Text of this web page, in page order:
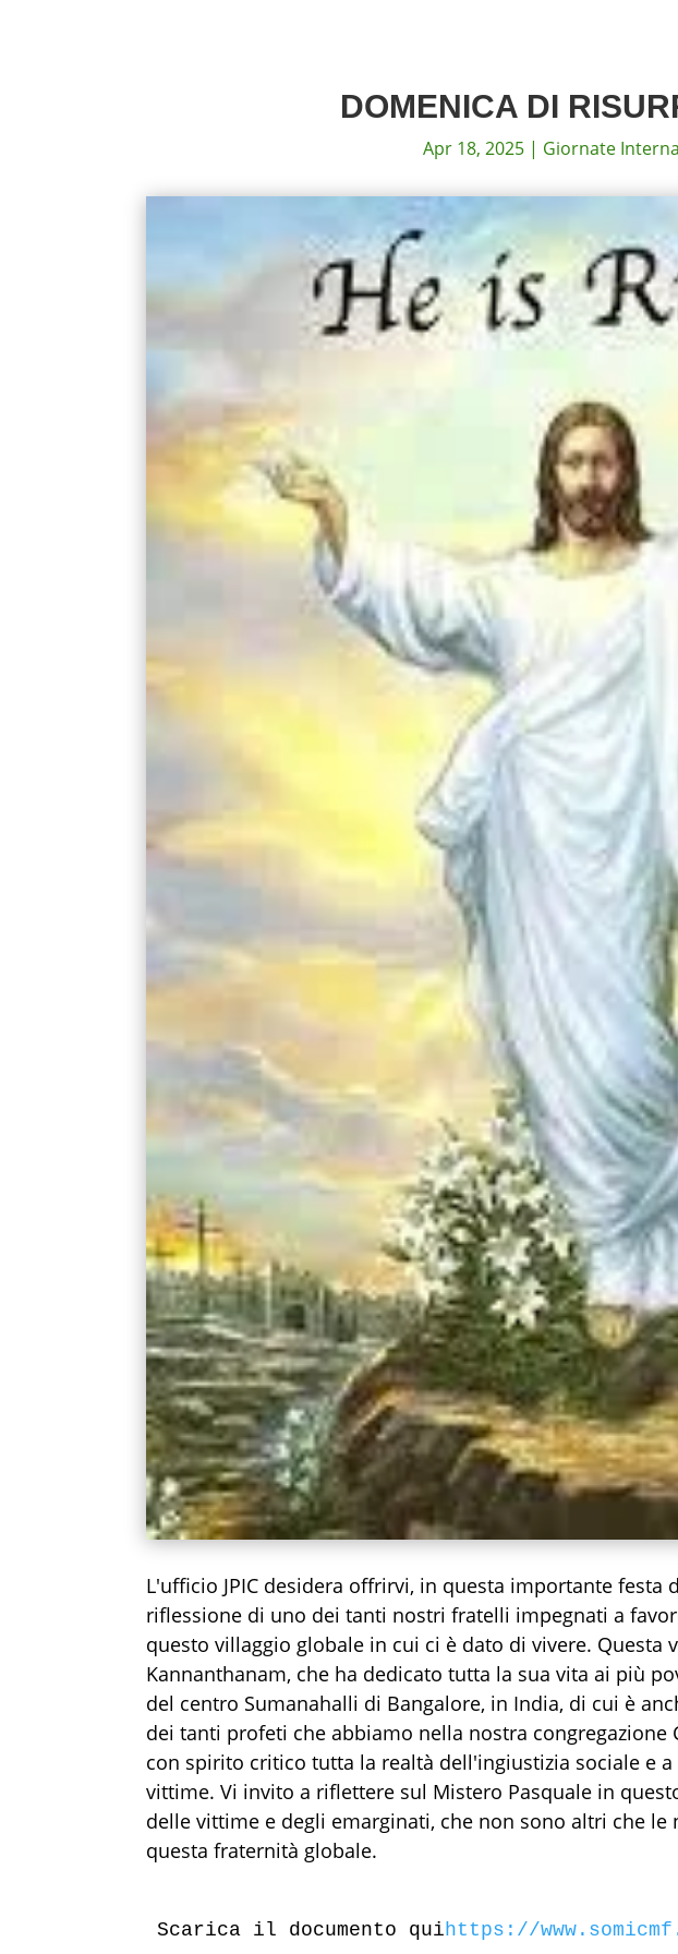
DOMENICA DI
Apr 18, 2025 | Giornate
L'ufficio JPIC desidera offrirvi, in questa importante festa
riflessione di uno dei tanti nostri fratelli impegnati a
questo villaggio globale in cui ci è dato di vivere. Questa
Kannanthanam, che ha dedicato tutta la sua vita ai più
del centro Sumanahalli di Bangalore, in India, di cui è
dei tanti profeti che abbiamo nella nostra congregazione
con spirito critico tutta la realtà dell'ingiustizia sociale e
vittime. Vi invito a riflettere sul Mistero Pasquale in
delle vittime e degli emarginati, che non sono altri che
questa fraternità globale.
Scarica il documento quihttps://